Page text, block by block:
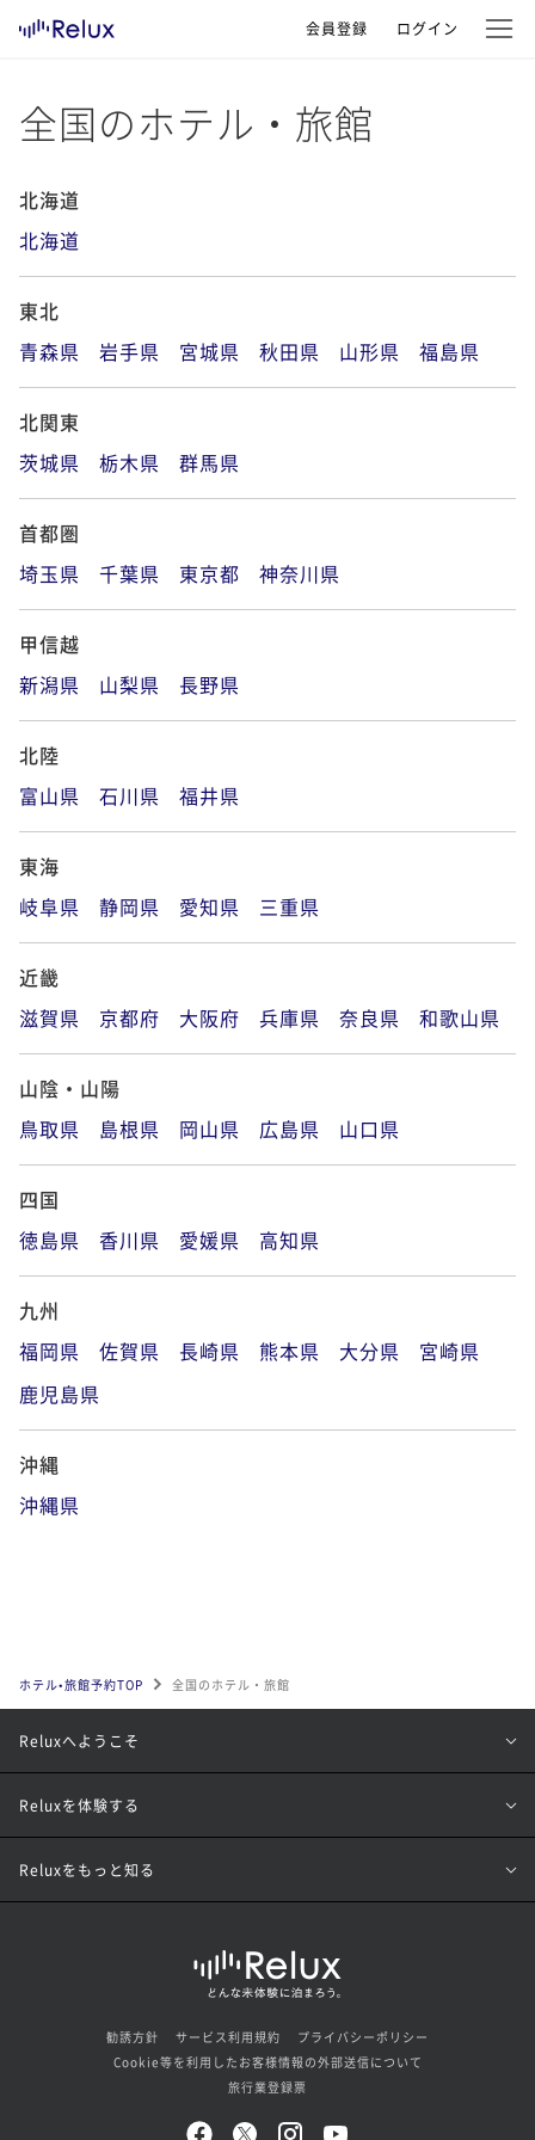
会員登録 ログイン
全国のホテル・旅館
北海道
北海道
東北
青森県
岩手県 宮城県 秋田県 山形県 福島県
北関東
茨城県
栃木県 群馬県
首都圏
埼玉県
千葉県 東京都 神奈川県
甲信越
新潟県
山梨県 長野県
北陸
富山県
石川県 福井県
東海
岐阜県
静岡県 愛知県 三重県
近畿
滋賀県
京都府 大阪府 兵庫県 奈良県 和歌山県
山陰・山陽
鳥取県
島根県 岡山県 広島県 山口県
四国
徳島県
香川県 愛媛県 高知県
九州
福岡県
佐賀県 長崎県 熊本県 大分県
宮崎県
鹿児島県
沖縄
沖縄県
ホテル•旅館予約TOP 全国のホテル・旅館
Reluxへようこそ
Reluxを体験する
Reluxをもっと知る
勧誘方針 サービス利用規約
プライバシーポリシー
Cookie等を利用したお客様情報の外部送信について
旅行業登録票